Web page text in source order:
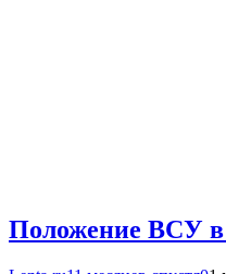
Положение ВСУ в